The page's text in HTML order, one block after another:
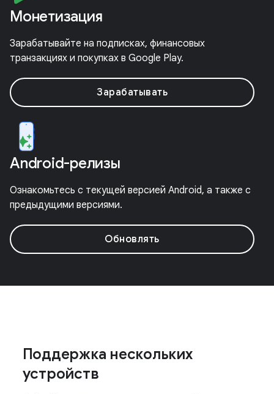
Монетизация
Зарабатывайте на подписках, финансовых
транзакциях и покупках в Google Play.
Зарабатывать
Android-релизы
Ознакомьтесь с текущей версией Android, а также с
предыдущими версиями.
Обновлять
Поддержка нескольких
устройств